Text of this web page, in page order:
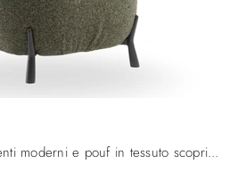
Se desideri Complementi moderni e pouf in tessuto scopri di più sul modello Pouf Mys della firma Midj.